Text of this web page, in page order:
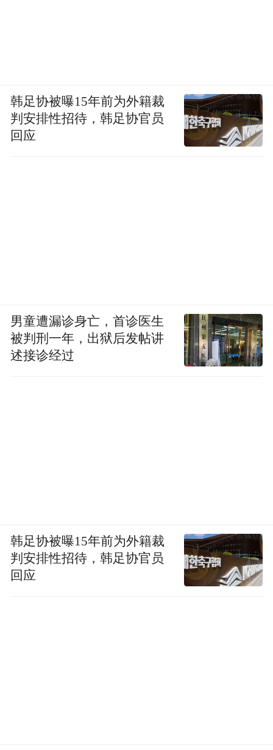
韩足协被曝15年前为外籍裁
判安排性招待，韩足协官员
回应
男童遭漏诊身亡，首诊医生
被判刑一年，出狱后发帖讲
述接诊经过
韩足协被曝15年前为外籍裁
判安排性招待，韩足协官员
回应